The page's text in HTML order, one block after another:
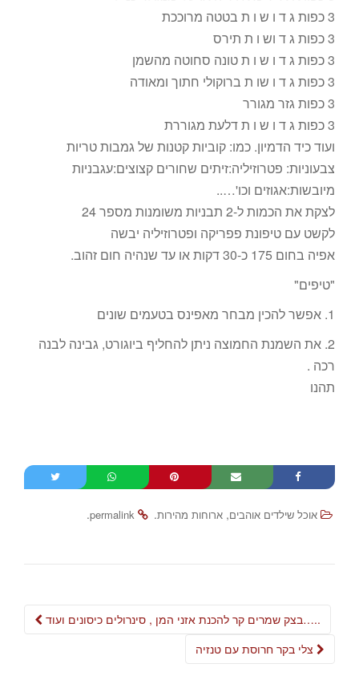
3 כפות ג ד ו ש ו ת בטטה מרוככת
3 כפות ג ד וש ו ת תירס
3 כפות ג ד ו ש ו ת טונה סחוטה מהשמן
3 כפות ג ד ו שו ת ברוקולי חתוך ומאודה
3 כפות גזר מגורר
3 כפות ג ד ו ש ו ת דלעת מגוררת
ועוד כיד הדמיון. כמו: קוביות קטנות של גמבות טריות
צבעוניות: פטרוזיליה:זיתים שחורים קצוצים:עגבניות
מיובשות:אגוזים וכו'…..
לצקת את הכמות ל-2 תבניות משומנות מספר 24
לקשט עם טיפונת פפריקה ופטרוזיליה יבשה
אפיה בחום 175 כ-30 דקות או עד שנהיה חום זהוב.
"טיפים"
1. אפשר להכין מבחר מאפינס בטעמים שונים
2. את השמנת החמוצה ניתן להחליף ביוגורט, גבינה לבנה
רכה .
תהנו
אוכל שילדים אוהבים, ארוחות מהירות.
permalink
.
Post
בצק שמרים קר להכנת אזני המן , סינרולים כיסונים ועוד…..